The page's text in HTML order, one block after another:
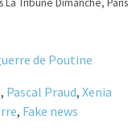
de Poutine
, Pascal Praud, Xenia
, Fake news